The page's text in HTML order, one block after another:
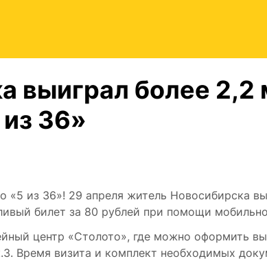
выиграл более 2,2
36»
из 36»! 29 апреля житель Новосибирска
билет за 80 рублей при помощи
центр «Столото», где можно оформить
Время визита и комплект необходимых